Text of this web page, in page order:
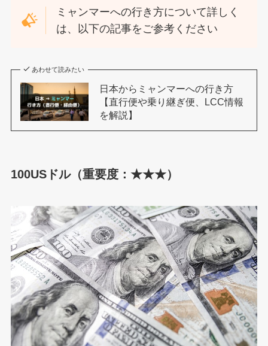
ミャンマーへの行き方について詳しく
は、以下の記事をご参考ください
あわせて読みたい
日本からミャンマーへの行き方
【直行便や乗り継ぎ便、LCC情報
を解説】
100USドル（重要度：★★★）